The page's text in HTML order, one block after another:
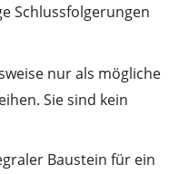
Schlussfolgerungen
nur als mögliche
Sie sind kein
Baustein für ein